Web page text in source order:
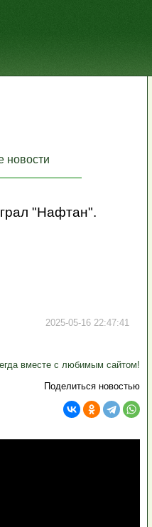
новости
"Нафтан".
2025-05-16 22:47:41
вместе с любимым сайтом!
Поделиться новостью